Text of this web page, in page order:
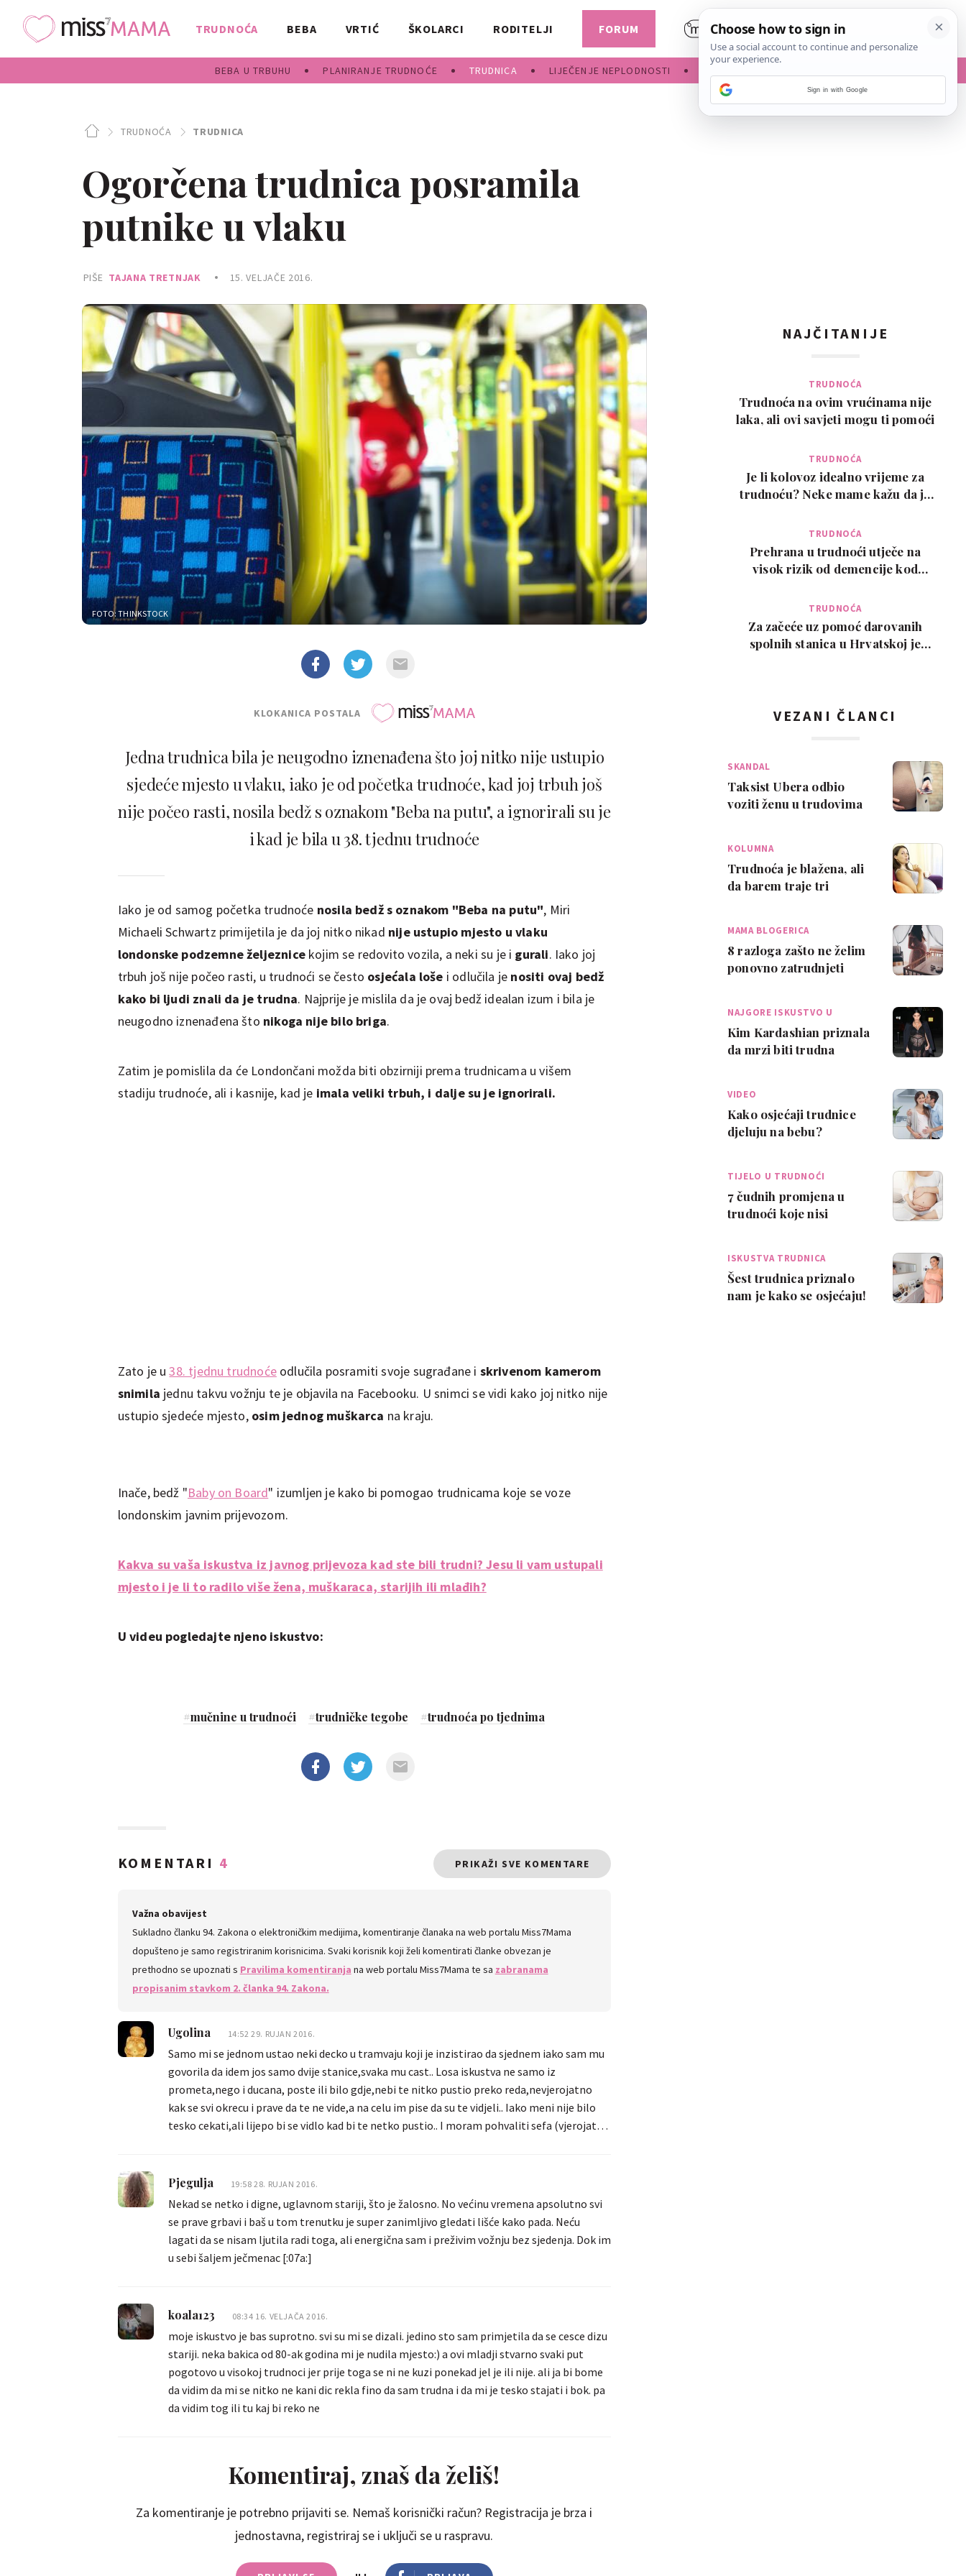
TRUDNOĆA
BEBA U TRBUHU PLANIRANJE TRUDNOĆE TRUDNICA LIJEČENJE NEPLODNOSTI
BEBA VRTIĆ ŠKOLARCI RODITELJI FORUM
TRUDNOĆA TRUDNICA
Ogorčena trudnica posramila
putnike u vlaku
PIŠE TAJANA TRETNJAK 15. VELJAČE 2016.
FOTO: THINKSTOCK
KLOKANICA POSTALA
Jedna trudnica bila je neugodno iznenađena što joj nitko nije ustupio
sjedeće mjesto u vlaku, iako je od početka trudnoće, kad joj trbuh još
nije počeo rasti, nosila bedž s oznakom "Beba na putu", a ignorirali su je
i kad je bila u 38. tjednu trudnoće
Iako je od samog početka trudnoće nosila bedž s oznakom "Beba na putu", Miri
Michaeli Schwartz primijetila je da joj nitko nikad nije ustupio mjesto u vlaku
londonske podzemne željeznice kojim se redovito vozila, a neki su je i gurali. Iako joj
trbuh još nije počeo rasti, u trudnoći se često osjećala loše i odlučila je nositi ovaj bedž
kako bi ljudi znali da je trudna. Najprije je mislila da je ovaj bedž idealan izum i bila je
neugodno iznenađena što nikoga nije bilo briga.
Zatim je pomislila da će Londončani možda biti obzirniji prema trudnicama u višem
stadiju trudnoće, ali i kasnije, kad je imala veliki trbuh, i dalje su je ignorirali.
Zato je u38. tjednu trudnoćeodlučila posramiti svoje sugrađane i skrivenom kamerom
snimila jednu takvu vožnju te je objavila na Facebooku. U snimci se vidi kako joj nitko nije
ustupio sjedeće mjesto, osim jednog muškarca na kraju.
Inače, bedž "Baby on Board" izumljen je kako bi pomogao trudnicama koje se voze
londonskim javnim prijevozom.
Kakva su vaša iskustva iz javnog prijevoza kad ste bili trudni? Jesu li vam ustupali
mjesto i je li to radilo više žena, muškaraca, starijih ili mlađih?
U videu pogledajte njeno iskustvo:
#mučnine u trudnoći #trudničke tegobe #trudnoća po tjednima
KOMENTARI 4 PRIKAŽI SVE KOMENTARE
Važna obavijest
Sukladno članku 94. Zakona o elektroničkim medijima, komentiranje članaka na web portalu Miss7Mama
dopušteno je samo registriranim korisnicima. Svaki korisnik koji želi komentirati članke obvezan je
prethodno se upoznati s Pravilima komentiranja na web portalu Miss7Mama te sa zabranama
propisanim stavkom 2. članka 94. Zakona.
Ugolina 14:52 29. RUJAN 2016.
Samo mi se jednom ustao neki decko u tramvaju koji je inzistirao da sjednem iako sam mu
govorila da idem jos samo dvije stanice,svaka mu cast.. Losa iskustva ne samo iz
prometa,nego i ducana, poste ili bilo gdje,nebi te nitko pustio preko reda,nevjerojatno
kak se svi okrecu i prave da te ne vide,a na celu im pise da su te vidjeli.. Iako meni nije bilo
tesko cekati,ali lijepo bi se vidlo kad bi te netko pustio.. I moram pohvaliti sefa (vjerojatno
lokalu i zelim li da upali ventilaciju ili otvori vrata (sto stvarno nije bilo potrebno jer nije
oko mene bilo pusaca i nije bilo puno ljudi).. Naklon do poda!!
Pjegulja 19:58 28. RUJAN 2016.
Nekad se netko i digne, uglavnom stariji, što je žalosno. No većinu vremena apsolutno svi
se prave grbavi i baš u tom trenutku je super zanimljivo gledati lišće kako pada. Neću
lagati da se nisam ljutila radi toga, ali energična sam i preživim vožnju bez sjedenja. Dok im
u sebi šaljem ječmenac [:07a:]
koala123 08:34 16. VELJAČA 2016.
moje iskustvo je bas suprotno. svi su mi se dizali. jedino sto sam primjetila da se cesce dizu
stariji. neka bakica od 80-ak godina mi je nudila mjesto:) a ovi mladji stvarno svaki put
pogotovo u visokoj trudnoci jer prije toga se ni ne kuzi ponekad jel je ili nije. ali ja bi bome
da vidim da mi se nitko ne kani dic rekla fino da sam trudna i da mi je tesko stajati i bok. pa
da vidim tog ili tu kaj bi reko ne
Komentiraj, znaš da želiš!
Za komentiranje je potrebno prijaviti se. Nemaš korisnički račun? Registracija je brza i
jednostavna, registriraj se i uključi se u raspravu.
NAJČITANIJE
TRUDNOĆA
Trudnoća na ovim vrućinama nije
laka, ali ovi savjeti mogu ti pomoći
TRUDNOĆA
Je li kolovoz idealno vrijeme za
trudnoću? Neke mame kažu da je
TRUDNOĆA
Prehrana u trudnoći utječe na
visok rizik od demencije kod
TRUDNOĆA
Za začeće uz pomoć darovanih
spolnih stanica u Hrvatskoj je
VEZANI ČLANCI
SKANDAL
Taksist Ubera odbio
voziti ženu u trudovima
KOLUMNA
Trudnoća je blažena, ali
da barem traje tri
MAMA BLOGERICA
8 razloga zašto ne želim
ponovno zatrudnjeti
NAJGORE ISKUSTVO U
Kim Kardashian priznala
da mrzi biti trudna
VIDEO
Kako osjećaji trudnice
djeluju na bebu?
TIJELO U TRUDNOĆI
7 čudnih promjena u
trudnoći koje nisi
ISKUSTVA TRUDNICA
Šest trudnica priznalo
nam je kako se osjećaju!
Sign in with Google